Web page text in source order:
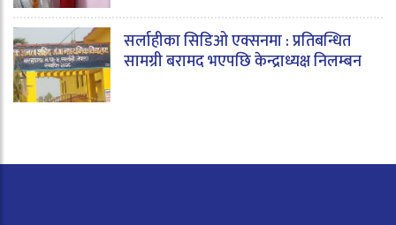
सर्लाहीका सिडिओ एक्सनमा : प्रतिबन्धित
सामग्री बरामद भएपछि केन्द्राध्यक्ष निलम्बन